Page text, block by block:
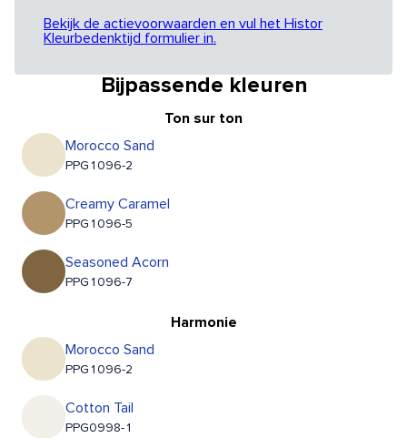
Bekijk de actievoorwaarden en vul het Histor
Kleurbedenktijd formulier in.
Bijpassende kleuren
Ton sur ton
Morocco Sand
PPG1096-2
Creamy Caramel
PPG1096-5
Seasoned Acorn
PPG1096-7
Harmonie
Morocco Sand
PPG1096-2
Cotton Tail
PPG0998-1